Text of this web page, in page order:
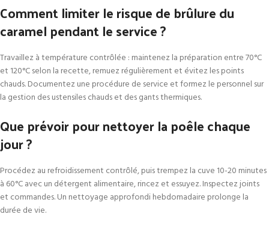
Comment limiter le risque de brûlure du
caramel pendant le service ?
Travaillez à température contrôlée : maintenez la préparation entre 70°C
et 120°C selon la recette, remuez régulièrement et évitez les points
chauds. Documentez une procédure de service et formez le personnel sur
la gestion des ustensiles chauds et des gants thermiques.
Que prévoir pour nettoyer la poêle chaque
jour ?
Procédez au refroidissement contrôlé, puis trempez la cuve 10-20 minutes
à 60°C avec un détergent alimentaire, rincez et essuyez. Inspectez joints
et commandes. Un nettoyage approfondi hebdomadaire prolonge la
durée de vie.